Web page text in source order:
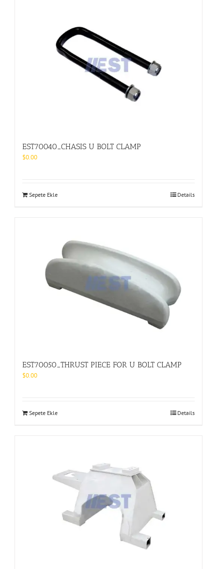
EST70040_CHASIS U BOLT CLAMP
$0.00
Sepete Ekle Details
EST70050_THRUST PIECE FOR U BOLT CLAMP
$0.00
Sepete Ekle Details